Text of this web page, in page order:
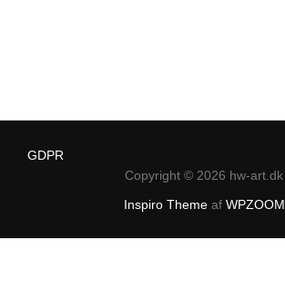
GDPR
Copyright © 2026 hw-art.dk
Inspiro Themeaf WPZOOM